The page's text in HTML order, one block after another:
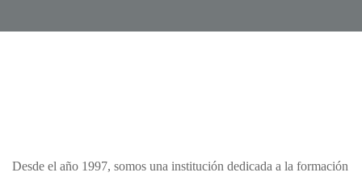
Desde el año 1997, somos una institución dedicada a la formación